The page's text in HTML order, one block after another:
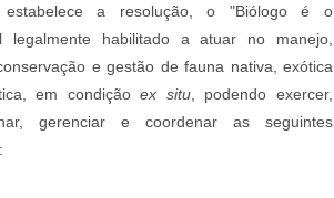
estabelece a resolução, o "Biólogo é o
legalmente habilitado a atuar no manejo,
e gestão de fauna nativa, exótica
em condiçãoex situ, podendo exercer,
gerenciar e coordenar as seguintes